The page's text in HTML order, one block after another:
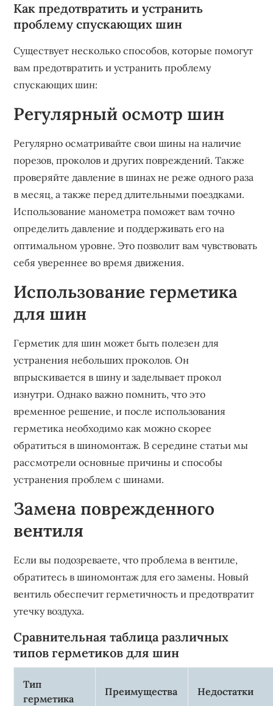
Как предотвратить и устранить
проблему спускающих шин
Существует несколько способов, которые помогут
вам предотвратить и устранить проблему
спускающих шин:
Регулярный осмотр шин
Регулярно осматривайте свои шины на наличие
порезов, проколов и других повреждений. Также
проверяйте давление в шинах не реже одного раза
в месяц, а также перед длительными поездками.
Использование манометра поможет вам точно
определить давление и поддерживать его на
оптимальном уровне. Это позволит вам чувствовать
себя увереннее во время движения.
Использование герметика
для шин
Герметик для шин может быть полезен для
устранения небольших проколов. Он
впрыскивается в шину и заделывает прокол
изнутри. Однако важно помнить, что это
временное решение, и после использования
герметика необходимо как можно скорее
обратиться в шиномонтаж. В середине статьи мы
рассмотрели основные причины и способы
устранения проблем с шинами.
Замена поврежденного
вентиля
Если вы подозреваете, что проблема в вентиле,
обратитесь в шиномонтаж для его замены. Новый
вентиль обеспечит герметичность и предотвратит
утечку воздуха.
Сравнительная таблица различных
типов герметиков для шин
Тип
герметика
Преимущества Недостатки